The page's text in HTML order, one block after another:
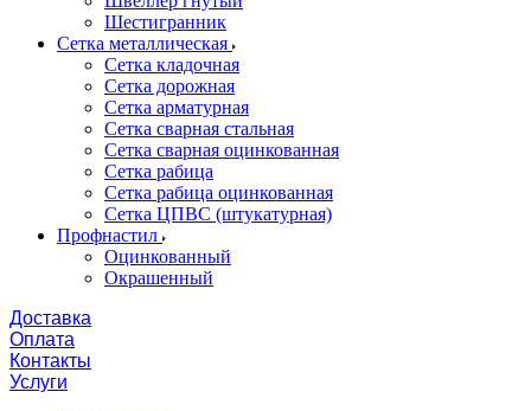
Шестигранник
Сетка металлическая
Сетка кладочная
Сетка дорожная
Сетка арматурная
Сетка сварная стальная
Сетка сварная оцинкованная
Сетка рабица
Сетка рабица оцинкованная
Сетка ЦПВС (штукатурная)
Профнастил
Оцинкованный
Окрашенный
Доставка
Оплата
Контакты
Услуги